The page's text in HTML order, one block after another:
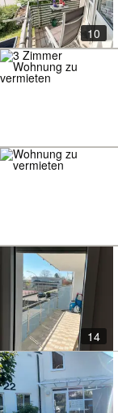
10
14